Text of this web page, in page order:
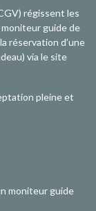
régissent les
moniteur guide de
réservation d’une
via le site
pleine et
moniteur guide